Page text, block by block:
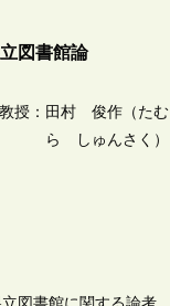
図書館論
授：田村 俊作（たむ
ら しゅんさく）